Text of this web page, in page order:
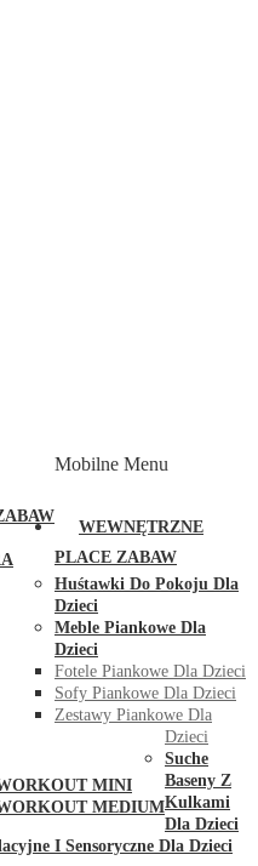
MINI
MEDIUM
Mobilne Menu
WEWNĘTRZNE
PLACE ZABAW
Huśtawki Do Pokoju Dla
Dzieci
Meble Piankowe Dla
Dzieci
Fotele Piankowe Dla Dzieci
Sofy Piankowe Dla Dzieci
Zestawy Piankowe Dla
Dzieci
Suche
Baseny Z
Kulkami
Dla Dzieci
I Sensoryczne Dla Dzieci